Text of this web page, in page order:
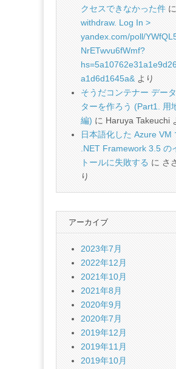
クセスできなかった件 に
withdraw. Log In >
yandex.com/poll/
NrETwvu6fWmf?
a1d6d1645a& より
そうだコンテナー デー
ターを作ろう (Part1. 用
編) に Haruya Takeuchi
日本語化した Azure VM
.NET Framework 3.5 の
トールに失敗する に さ
り
アーカイブ
2023年7月
2022年12月
2021年10月
2021年8月
2020年9月
2020年7月
2019年12月
2019年11月
2019年10月